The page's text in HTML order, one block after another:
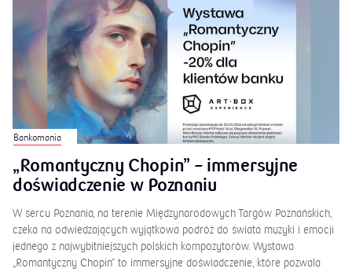
Bankomania
„Romantyczny Chopin” – immersyjne
doświadczenie w Poznaniu
W sercu Poznania, na terenie Międzynarodowych Targów Poznańskich,
czeka na odwiedzających wyjątkowa podróż do świata muzyki i emocji
jednego z najwybitniejszych polskich kompozytorów. Wystawa
„Romantyczny Chopin” to immersyjne doświadczenie, które pozwala